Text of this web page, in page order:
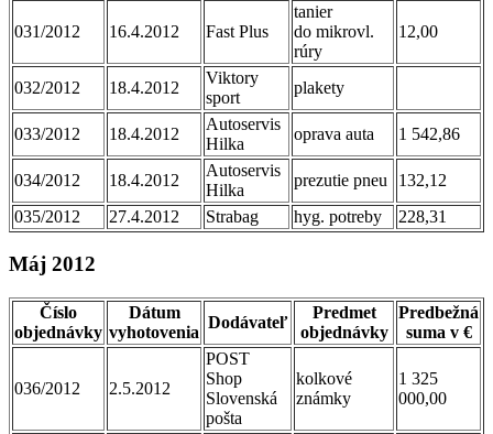
031/2012 16.4.2012 Fast Plus
tanier
do mikrovl.
rúry
12,00
032/2012 18.4.2012
Viktory
sport
plakety
033/2012 18.4.2012
Autoservis
Hilka
oprava auta 1 542,86
034/2012 18.4.2012
Autoservis
Hilka
prezutie pneu
132,12
035/2012
27.4.2012 Strabag hyg. potreby 228,31
Máj 2012
Číslo
objednávky
Dátum
vyhotovenia
Dodávateľ
Predmet
objednávky
Predbežná
suma v €
036/2012 2.5.2012
POST
Shop
Slovenská
pošta
kolkové
známky
1 325
000,00